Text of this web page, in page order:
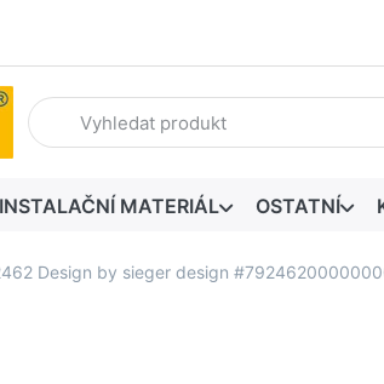
Zadejte hledaný výraz. První výsledky se
INSTALAČNÍ MATERIÁL OSTATNÍ
Design by sieger design